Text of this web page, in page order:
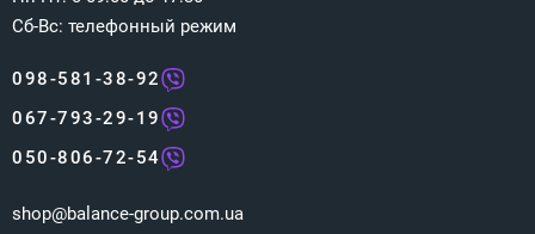
Сб-Вс: телефонный режим
098-581-38-92
067-793-29-19
050-806-72-54
shop@balance-group.com.ua